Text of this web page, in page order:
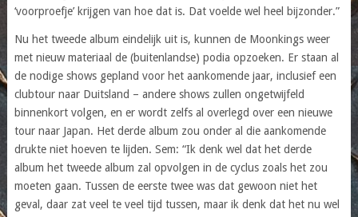
‘voorproefje’ krijgen van hoe dat is. Dat voelde wel heel bijzonder.”
Nu het tweede album eindelijk uit is, kunnen de Moonkings weer
met nieuw materiaal de (buitenlandse) podia opzoeken. Er staan al
de nodige shows gepland voor het aankomende jaar, inclusief een
clubtour naar Duitsland – andere shows zullen ongetwijfeld
binnenkort volgen, en er wordt zelfs al overlegd over een nieuwe
tour naar Japan. Het derde album zou onder al die aankomende
drukte niet hoeven te lijden. Sem: “Ik denk wel dat het derde
album het tweede album zal opvolgen in de cyclus zoals het zou
moeten gaan. Tussen de eerste twee was dat gewoon niet het
geval, daar zat veel te veel tijd tussen, maar ik denk dat het nu wel